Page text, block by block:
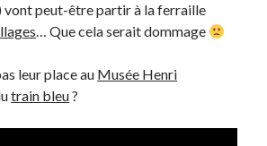
vont peut-être partir à la ferraille
… Que cela serait dommage
leur place au Musée Henri
train bleu?